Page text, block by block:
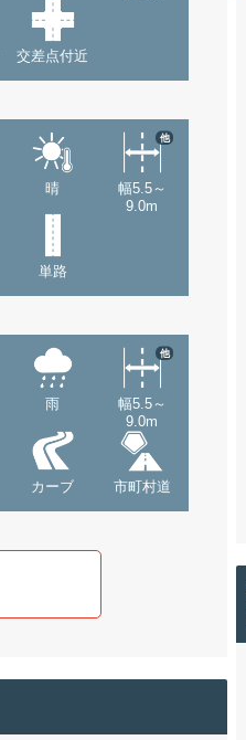
交差点付近
晴
幅5.5～
9.0m
他
単路
雨
幅5.5～
9.0m
他
カーブ 市町村道